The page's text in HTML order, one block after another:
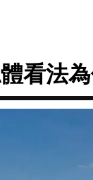
看法為